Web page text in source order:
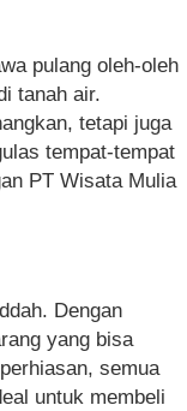
pulang oleh-oleh
tanah air.
tetapi juga
tempat-tempat
PT Wisata Mulia
Dengan
yang bisa
semua
untuk membeli